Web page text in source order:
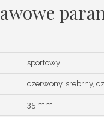
sportowy
czerwony, srebrny,
35 mm